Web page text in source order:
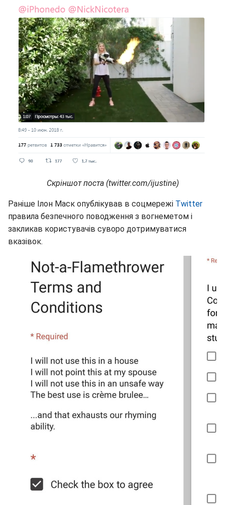
Скріншот поста (twitter.com/ijustine)
Раніше Ілон Маск опублікував в соцмережі Twitter
правила безпечного поводження з вогнеметом і
закликав користувачів суворо дотримуватися
вказівок.